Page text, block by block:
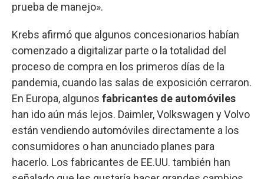
prueba de manejo».
Krebs afirmó que algunos concesionarios habían
comenzado a digitalizar parte o la totalidad del
proceso de compra en los primeros días de la
pandemia, cuando las salas de exposición cerraron.
En Europa, algunos fabricantes de automóviles
han ido aún más lejos. Daimler, Volkswagen y Volvo
están vendiendo automóviles directamente a los
consumidores o han anunciado planes para
hacerlo. Los fabricantes de EE.UU. también han